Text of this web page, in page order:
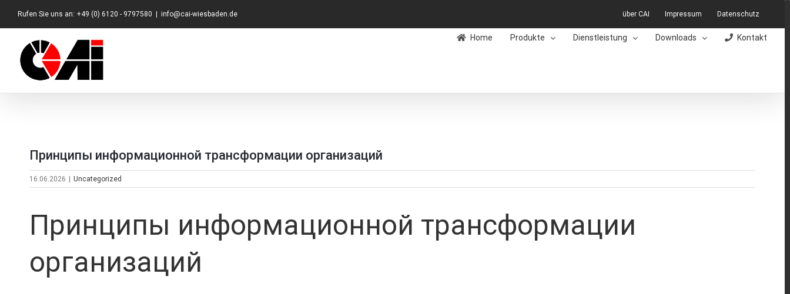
Inhalt
springen
Rufen Sie uns an: +49 (0) 6120 - 9797580 info@cai-wiesbaden.de über CAI Impressum Datenschutz
Home Produkte Dienstleistung Downloads Kontakt
Принципы информационной трансформации организаций
16.06.2026 Uncategorized
Принципы информационной трансформации
организаций